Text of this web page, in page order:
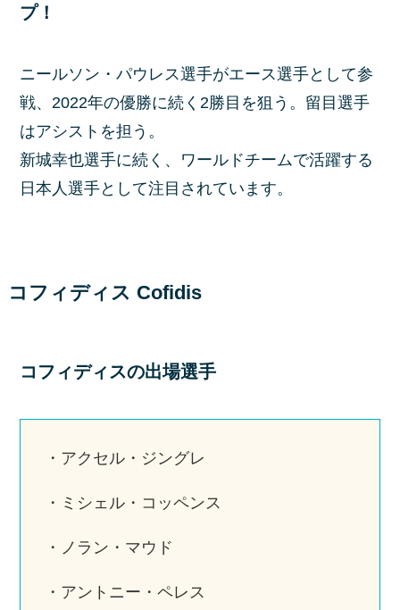
プ！
ニールソン・パウレス選手がエース選手として参
戦、2022年の優勝に続く2勝目を狙う。留目選手
はアシストを担う。
新城幸也選手に続く、ワールドチームで活躍する
日本人選手として注目されています。
コフィディス Cofidis
コフィディスの出場選手
・アクセル・ジングレ
・ミシェル・コッペンス
・ノラン・マウド
・アントニー・ペレス